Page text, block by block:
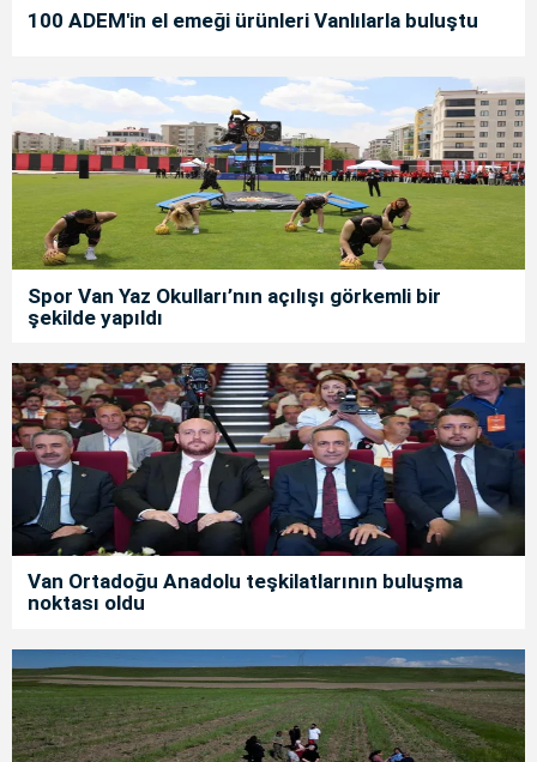
100 ADEM'in el emeği ürünleri Vanlılarla buluştu
Spor Van Yaz Okulları’nın açılışı görkemli bir
şekilde yapıldı
Van Ortadoğu Anadolu teşkilatlarının buluşma
noktası oldu